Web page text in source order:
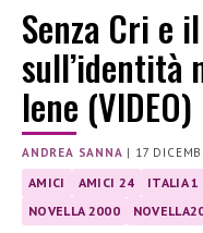
Senza Cri e
sull’identità
Iene (VIDEO)
ANDREA SANNA | 17
AMICI AMICI 24 ITALIA 1
NOVELLA 2000